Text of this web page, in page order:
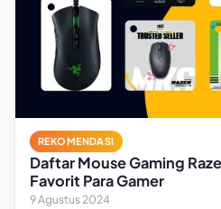
REKOMENDASI
Daftar Mouse Gaming
Favorit Para Gamer
9 Agustus 2024